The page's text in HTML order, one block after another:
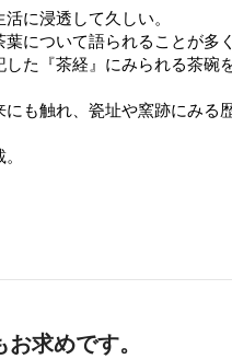
に浸透して久しい。
について語られることが多
た『茶経』にみられる茶碗
にも触れ、瓷址や窯跡にみる
求めです。